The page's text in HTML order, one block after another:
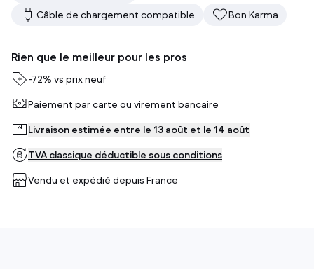
Câble de chargement compatible
Bon Karma
Rien que le meilleur pour les pros
-72% vs prix neuf
Paiement par carte ou virement bancaire
Livraison estimée entre le 13 août et le 14 août
TVA classique déductible sous conditions
Vendu et expédié depuis France